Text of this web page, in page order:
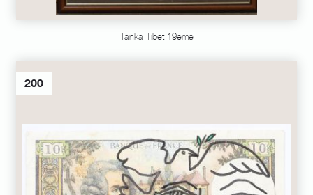
Tanka Tibet 19eme
200